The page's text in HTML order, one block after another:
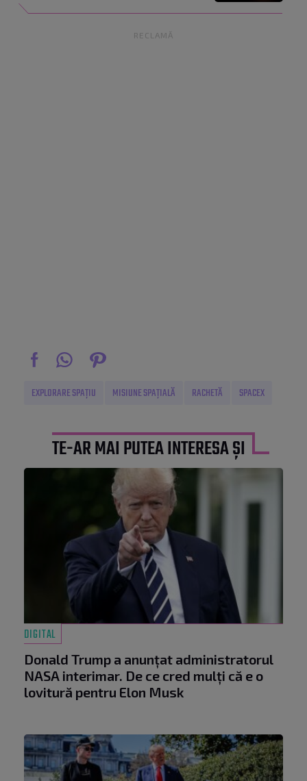
RECLAMĂ
EXPLORARE SPAȚIU MISIUNE SPAȚIALĂ RACHETĂ SPACEX
TE-AR MAI PUTEA INTERESA ȘI
DIGITAL
Donald Trump a anunțat administratorul
NASA interimar. De ce cred mulți că e o
lovitură pentru Elon Musk